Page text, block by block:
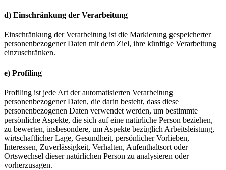
d) Einschränkung der Verarbeitung
Einschränkung der Verarbeitung ist die Markierung gespeicherter
personenbezogener Daten mit dem Ziel, ihre künftige Verarbeitung
einzuschränken.
e) Profiling
Profiling ist jede Art der automatisierten Verarbeitung
personenbezogener Daten, die darin besteht, dass diese
personenbezogenen Daten verwendet werden, um bestimmte
persönliche Aspekte, die sich auf eine natürliche Person beziehen,
zu bewerten, insbesondere, um Aspekte bezüglich Arbeitsleistung,
wirtschaftlicher Lage, Gesundheit, persönlicher Vorlieben,
Interessen, Zuverlässigkeit, Verhalten, Aufenthaltsort oder
Ortswechsel dieser natürlichen Person zu analysieren oder
vorherzusagen.